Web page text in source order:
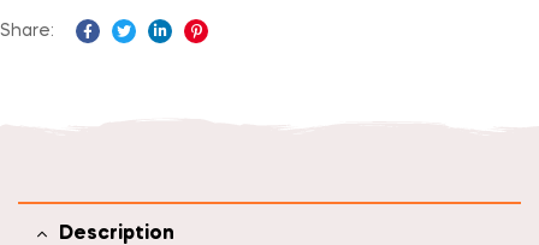
Share:
Description